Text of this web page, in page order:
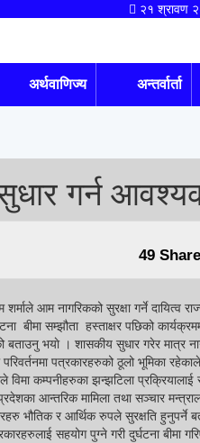
२१ श्रावण
अर्थवाणिज्य अन्तर्वार्ता
गर्न
49
आम नागरिकको सुरक्षा गर्ने दायित्व
सम्झौता हस्ताक्षर पछिको
बताउनु भयाे । शासकीय सुधार गरेर मात्र
पत्रकारहरुको ठूलो भूमिका
विमा कम्पनीहरुका झन्झटिला
आन्तरिक मामिला तथा सञ्चार
भौतिक र आर्थिक रुपले सुरक्षति हुनुपर्ने
सहयोग पुग्ने गरी दुर्घटना बीमा